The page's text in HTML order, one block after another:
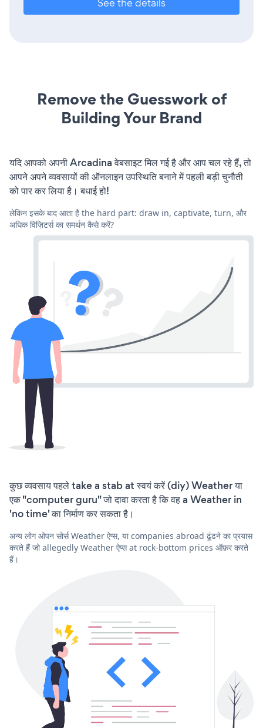
Remove the Guesswork of
Building Your Brand
यदि आपको अपनी Arcadina वेबसाइट मिल गई है और आप चल रहे हैं, तो
आपने अपने व्यवसायों की ऑनलाइन उपस्थिति बनाने में पहली बड़ी चुनौती
को पार कर लिया है। बधाई हो!
लेकिन इसके बाद आता है the hard part: draw in, captivate, turn, और
अधिक विज़िटर्स का समर्थन कैसे करें?
कुछ व्यवसाय पहले take a stab at स्वयं करें (diy) Weather या
एक "computer guru" जो दावा करता है कि वह a Weather in
'no time' का निर्माण कर सकता है।
अन्य लोग ओपन सोर्स Weather ऐप्स, या companies abroad ढूंढने का प्रयास
करते हैं जो allegedly Weather ऐप्स at rock-bottom prices ऑफ़र करते
हैं।